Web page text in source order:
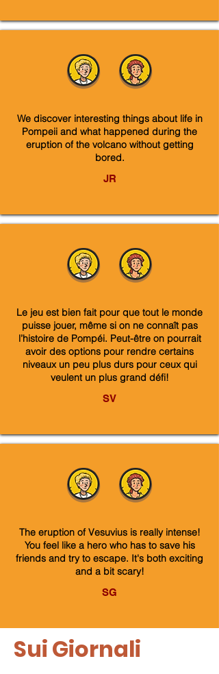
We discover interesting things about life in
Pompeii and what happened during the
eruption of the volcano without getting
bored.
JR
Le jeu est bien fait pour que tout le monde
puisse jouer, même si on ne connaît pas
l’histoire de Pompéi. Peut-être on pourrait
avoir des options pour rendre certains
niveaux un peu plus durs pour ceux qui
veulent un plus grand défi!
SV
The eruption of Vesuvius is really intense!
You feel like a hero who has to save his
friends and try to escape. It's both exciting
and a bit scary!
SG
Sui Giornali